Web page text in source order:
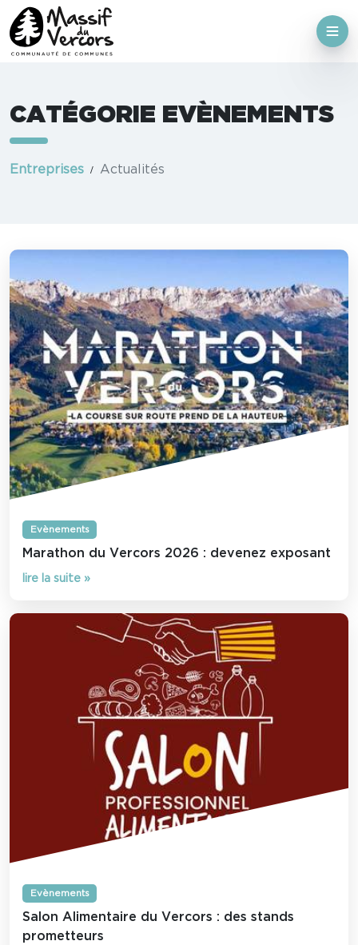
CATÉGORIE EVÈNEMENTS
Entreprises Actualités
Evènements
Marathon du Vercors 2026 : devenez exposant
lire la suite »
Evènements
Salon Alimentaire du Vercors : des stands
prometteurs